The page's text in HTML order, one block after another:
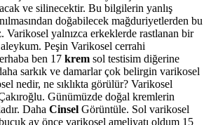
ve silinecektir. Bu bilgilerin yanlış
doğabilecek mağduriyetlerden bu
Varikosel yalnızca erkeklerde rastlanan bir
aleykum. Peşin Varikosel cerrahi
ben 17 krem sol testisim diğerine
sarkık ve damarlar çok belirgin varikosel
nedir, ne sıklıkta görülür? Varikosel
Günümüzde doğal kremlerin
Daha Cinsel Görüntüle. Sol varikosel
ay önce varikosel ameliyatı oldum 15